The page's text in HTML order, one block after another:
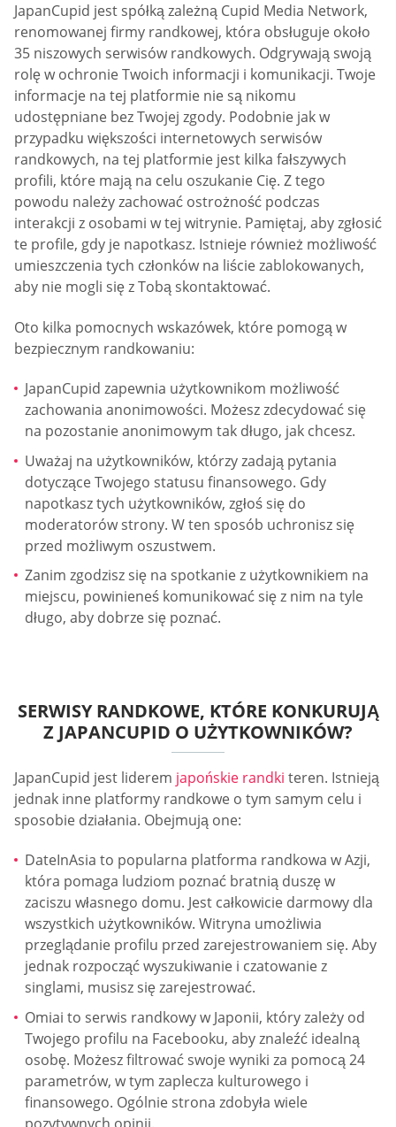
JapanCupid jest spółką zależną Cupid Media Network,
renomowanej firmy randkowej, która obsługuje około
35 niszowych serwisów randkowych. Odgrywają swoją
rolę w ochronie Twoich informacji i komunikacji. Twoje
informacje na tej platformie nie są nikomu
udostępniane bez Twojej zgody. Podobnie jak w
przypadku większości internetowych serwisów
randkowych, na tej platformie jest kilka fałszywych
profili, które mają na celu oszukanie Cię. Z tego
powodu należy zachować ostrożność podczas
interakcji z osobami w tej witrynie. Pamiętaj, aby zgłosić
te profile, gdy je napotkasz. Istnieje również możliwość
umieszczenia tych członków na liście zablokowanych,
aby nie mogli się z Tobą skontaktować.
Oto kilka pomocnych wskazówek, które pomogą w
bezpiecznym randkowaniu:
JapanCupid zapewnia użytkownikom możliwość
zachowania anonimowości. Możesz zdecydować się
na pozostanie anonimowym tak długo, jak chcesz.
Uważaj na użytkowników, którzy zadają pytania
dotyczące Twojego statusu finansowego. Gdy
napotkasz tych użytkowników, zgłoś się do
moderatorów strony. W ten sposób uchronisz się
przed możliwym oszustwem.
Zanim zgodzisz się na spotkanie z użytkownikiem na
miejscu, powinieneś komunikować się z nim na tyle
długo, aby dobrze się poznać.
SERWISY RANDKOWE, KTÓRE KONKURUJĄ
Z JAPANCUPID O UŻYTKOWNIKÓW?
JapanCupid jest liderem japońskie randki teren. Istnieją
jednak inne platformy randkowe o tym samym celu i
sposobie działania. Obejmują one:
DateInAsia to popularna platforma randkowa w Azji,
która pomaga ludziom poznać bratnią duszę w
zaciszu własnego domu. Jest całkowicie darmowy dla
wszystkich użytkowników. Witryna umożliwia
przeglądanie profilu przed zarejestrowaniem się. Aby
jednak rozpocząć wyszukiwanie i czatowanie z
singlami, musisz się zarejestrować.
Omiai to serwis randkowy w Japonii, który zależy od
Twojego profilu na Facebooku, aby znaleźć idealną
osobę. Możesz filtrować swoje wyniki za pomocą 24
parametrów, w tym zaplecza kulturowego i
finansowego. Ogólnie strona zdobyła wiele